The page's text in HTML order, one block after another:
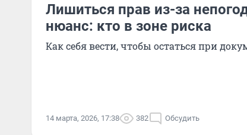
Лишиться прав из-за
нюанс: кто в зоне риска
Как себя вести, чтобы остаться при
14 марта, 2026, 17:38 382 Обсудить